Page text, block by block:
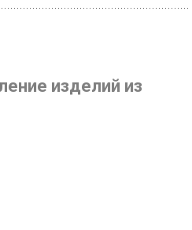
изделий из